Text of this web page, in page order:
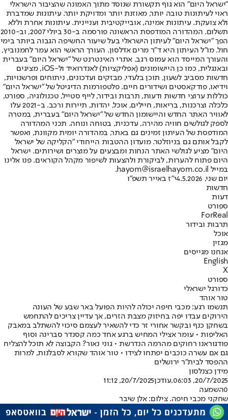
"ישראל היום" הוא גוף תקשורת שנוסד מתוך האמונה שהציבור הישראלי
ראוי לעיתונות טובה יותר, מאוזנת יותר ומדויקת יותר. עיתונות שמדברת
ולא צועקת. עיתונות אמינה, אובייקטיבית ועניינית. עיתונות אחרת וללא
תשלום. המהדורה המודפסת הראשונה פורסמה ב-30 ביולי 2007, וב-2010
הפך "ישראל היום" לעיתון הישראלי בעל שיעור החשיפה הגבוה ביותר בימי
חול. מו"ל העיתון היא ד"ר מרים אדלסון. העורך הראשי הוא עמר לחמנוביץ,
והעורך המייסד הוא עמוס רגב. אתרי האינטרנט של "ישראל היום" בעברית
ובאנגלית, כמו כן היישומונים (אפליקציות) לאנדרואיד ול-iOS, מציגים
חדשות מסביב לשעון, תוכן בלעדי, מבזקים ועדכונים, ניתוחים ופרשנויות,
וידיאו, פודקאסטים ושידורים חיים. פלטפורמות הדיגיטל של "ישראל היום"
כוללות ערוצי חדשות ודעות, תרבות ובידור, לייף סטייל, טכנולוגיה, ספורט,
כלכלה וצרכנות, בריאות, חיילים, אוכל, יהדות, תיירות ורכב. ב-2021 עלו
לאוויר האתר החדש והיישומון החדש של "ישראל היום" בעברית, במטרה
לספק לגולשים חוויה מהירה, עדכנית, בטוחה ונוחה. תכני המהדורה
המודפסת של העיתון זמינים גם באתר, במהדורה יומית מקוונת, ואפשר
לקבל אותם גם בניוזלטר. מועדון ההטבות הייחודי "הקליקה של ישראל
היום" מציע לגולשי האתר הנחות ומבצעים על מוצרים ושירותים. ישראל
היום פתוח להערות, לביקורת ולהצעות לשיפור מקהל הקוראים. פנו אלינו
במייל hayom@israelhayom.co.il.
יום שני, 4.5.2026
י"ז באייר תשפ"ו
חדשות
דעות
ספורט
ForReal
תרבות ובידור
אוכל
מגזין
אנחנו מגייסים
English
X
ספורט
כדורגל ישראלי
טור אוהד
תנשמו רגע: מכבי חיפה יכולה להיות הפועל באר שבע של העונה
הירוקים עבדו יפה בחיזוק מצבת הזרים, אך עדיין צריכים להתחמש
בשחקן כנף ובקשר אחורי זר כדי להשאיר לעצמם סיכוי להשתלב במאבק
האליפות • עומר אצילי המחיש ברגע אחד כמה קסנדר סברינה וסוף
פודגוראנו רחוקים מהרמה הנדרשת • גוני נאור? הקבוצה לא תוכל להצליח
גם אם עשרה כוכבים יפתחו לצידו • טור אוהד שקורא לסבלנות, למרות
ההפסד לבית"ר ירושלים
מידן כצנלסון
20/7/2025, 06:03
,עודכן20/7/2025, 11:12
0השמעה
שחקני מכבי חיפה. צילום: אלן שיבר